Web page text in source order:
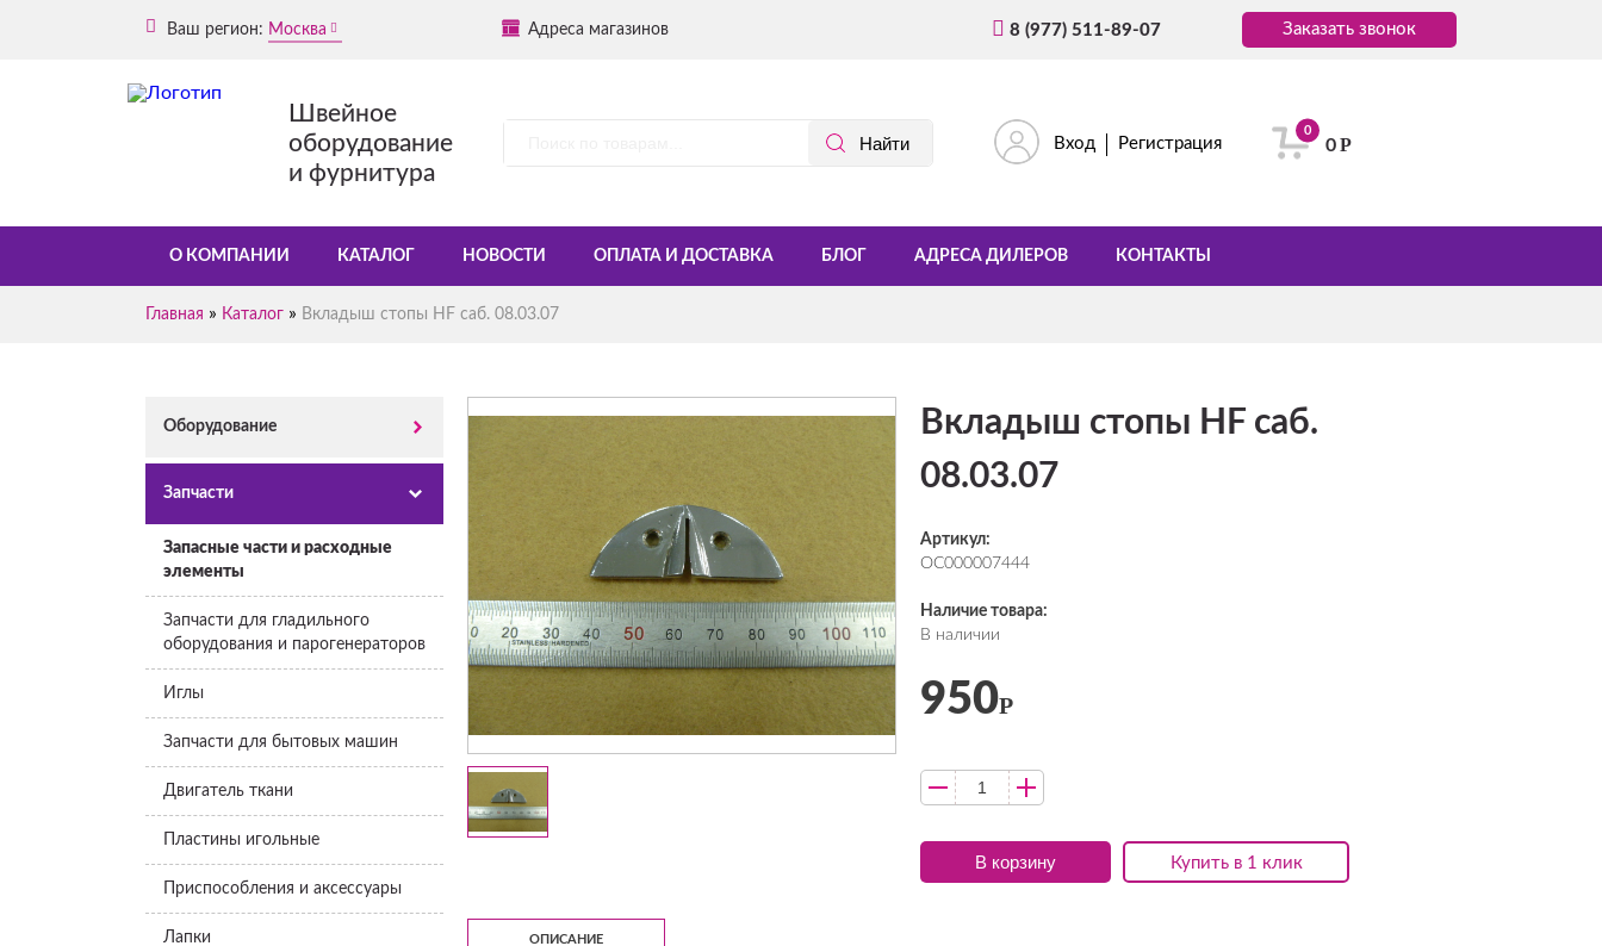
Ваш регион: Москва Адреса магазинов 8 (977) 511-89-07 Заказать звонок
Швейное
оборудование
и фурнитура
Вход Регистрация
0
0Р
О КОМПАНИИ КАТАЛОГ НОВОСТИ ОПЛАТА И ДОСТАВКА БЛОГ АДРЕСА ДИЛЕРОВ КОНТАКТЫ
Главная » Каталог » Вкладыш стопы HF саб. 08.03.07
Оборудование
Запчасти
Запасные части и расходные
элементы
Запчасти для гладильного
оборудования и парогенераторов
Иглы
Запчасти для бытовых машин
Двигатель ткани
Пластины игольные
Приспособления и аксессуары
Лапки
Вкладыш стопы HF саб.
08.03.07
Артикул:
ОС000007444
Наличие товара:
В наличии
Купить в 1 клик
950Р
В корзину
ОПИСАНИЕ